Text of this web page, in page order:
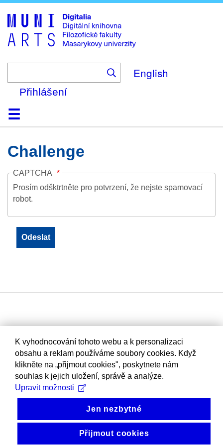
to
main
content
English
Přihlášení
DomůKolekce
Prohlížení
Vyhledávání
O platformě
Nápověda
KontaktDigitalia
Challenge
CAPTCHA
Prosím odšktrtněte pro potvrzení, že nejste spamovací
robot.
K vyhodnocování tohoto webu a k personalizaci
obsahu a reklam používáme soubory cookies. Když
klikněte na „přijmout cookies", poskytnete nám
souhlas k jejich uložení, správě a analýze.
Upravit možnosti
Jen nezbytné
Přijmout cookies